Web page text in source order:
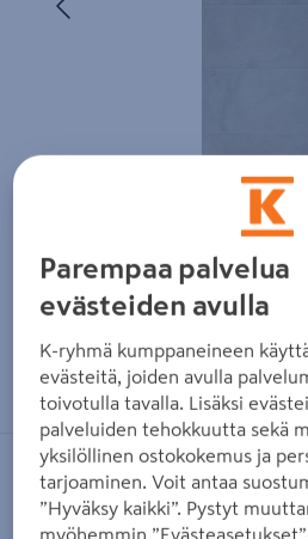
Zoomaa kuvaa
Sisustuslevy Fibo 1534
FIBO
Parempaa palvelua
evästeiden avulla
K-ryhmä kumppaneineen
evästeitä, joiden avulla
toivotulla tavalla. Lisäksi
palveluiden tehokkuutta sekä
yksilöllinen ostokokemus ja
tarjoaminen. Voit antaa
”Hyväksy kaikki”. Pystyt
myöhemmin